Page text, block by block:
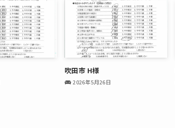
吹田市 H様
2026年5月26日